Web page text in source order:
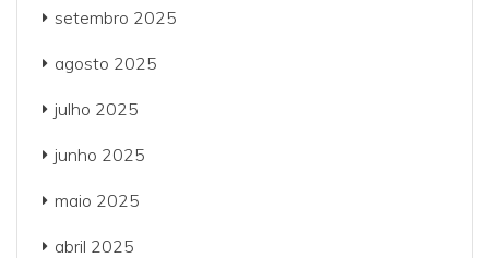
setembro 2025
agosto 2025
julho 2025
junho 2025
maio 2025
abril 2025